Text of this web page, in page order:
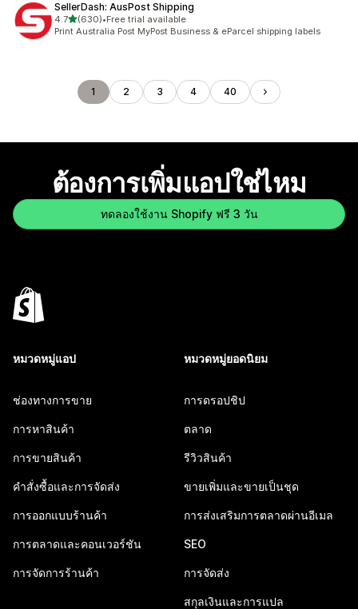
SellerDash: AusPost Shipping
4.7เต็ม 5 ดาว
(630)
ทั้งหมด 630 รีวิว
•Free trial available
Print Australia Post MyPost Business & eParcel shipping labels
1 2 3 4 40
ต้องการเพิ่มแอปใช่ไหม
ทดลองใช้งาน Shopify ฟรี 3 วัน
หมวดหมู่แอป
ช่องทางการขาย
การหาสินค้า
การขายสินค้า
คำสั่งซื้อและการจัดส่ง
การออกแบบร้านค้า
การตลาดและคอนเวอร์ชัน
การจัดการร้านค้า
หมวดหมู่ยอดนิยม
การดรอปชิป
ตลาด
รีวิวสินค้า
ขายเพิ่มและขายเป็นชุด
การส่งเสริมการตลาดผ่านอีเมล
SEO
การจัดส่ง
สกุลเงินและการแปล